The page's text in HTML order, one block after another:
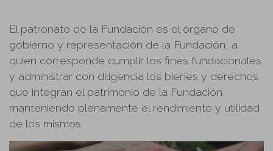
El patronato de la Fundación es el órgano de
gobierno y representación de la Fundación, a
quien corresponde cumplir los fines fundacionales
y administrar con diligencia los bienes y derechos
que integran el patrimonio de la Fundación,
manteniendo plenamente el rendimiento y utilidad
de los mismos